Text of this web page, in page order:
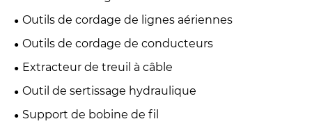
Outils de cordage de lignes aériennes
Outils de cordage de conducteurs
Extracteur de treuil à câble
Outil de sertissage hydraulique
Support de bobine de fil